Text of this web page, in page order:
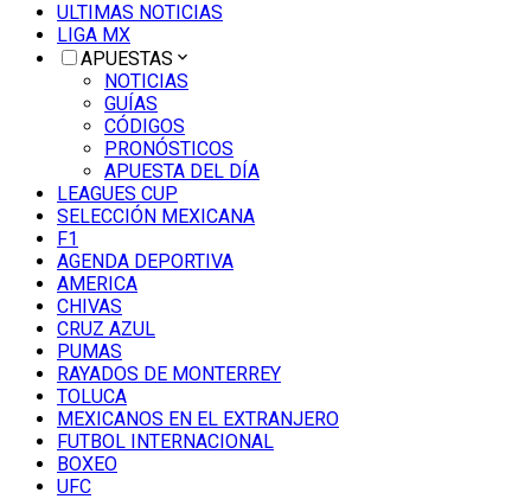
ULTIMAS NOTICIAS
LIGA MX
APUESTAS
NOTICIAS
GUÍAS
CÓDIGOS
PRONÓSTICOS
APUESTA DEL DÍA
LEAGUES CUP
SELECCIÓN MEXICANA
F1
AGENDA DEPORTIVA
AMERICA
CHIVAS
CRUZ AZUL
PUMAS
RAYADOS DE MONTERREY
TOLUCA
MEXICANOS EN EL EXTRANJERO
FUTBOL INTERNACIONAL
BOXEO
UFC